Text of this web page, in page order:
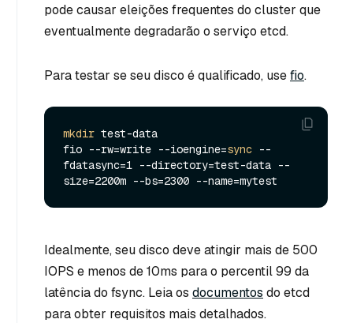
pode causar eleições frequentes do cluster que
eventualmente degradarão o serviço etcd.
Para testar se seu disco é qualificado, usefio.
mkdir test-data
fio --rw=write --ioengine=sync --
fdatasync=1 --directory=test-data --
Idealmente, seu disco deve atingir mais de 500
IOPS e menos de 10ms para o percentil 99 da
latência do fsync. Leia os documentos do etcd
para obter requisitos mais detalhados.